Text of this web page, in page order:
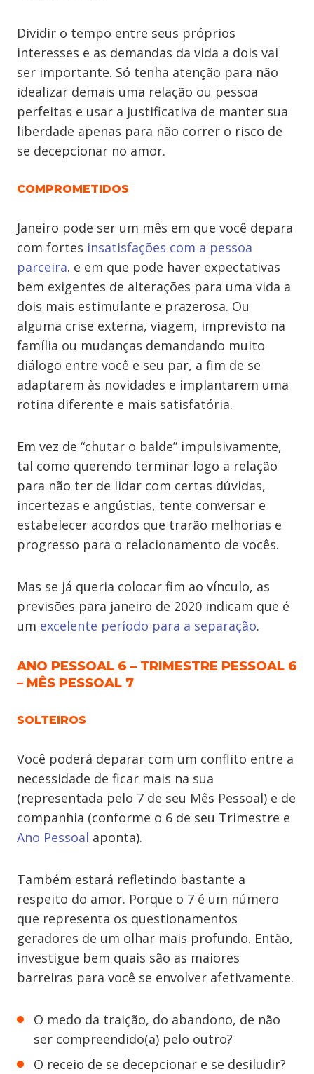
Dividir o tempo entre seus próprios
interesses e as demandas da vida a dois vai
ser importante. Só tenha atenção para não
idealizar demais uma relação ou pessoa
perfeitas e usar a justificativa de manter sua
liberdade apenas para não correr o risco de
se decepcionar no amor.
COMPROMETIDOS
Janeiro pode ser um mês em que você depara
com fortes insatisfações com a pessoa
parceira. e em que pode haver expectativas
bem exigentes de alterações para uma vida a
dois mais estimulante e prazerosa. Ou
alguma crise externa, viagem, imprevisto na
família ou mudanças demandando muito
diálogo entre você e seu par, a fim de se
adaptarem às novidades e implantarem uma
rotina diferente e mais satisfatória.
Em vez de “chutar o balde” impulsivamente,
tal como querendo terminar logo a relação
para não ter de lidar com certas dúvidas,
incertezas e angústias, tente conversar e
estabelecer acordos que trarão melhorias e
progresso para o relacionamento de vocês.
Mas se já queria colocar fim ao vínculo, as
previsões para janeiro de 2020 indicam que é
um excelente período para a separação.
ANO PESSOAL 6 – TRIMESTRE PESSOAL 6
– MÊS PESSOAL 7
SOLTEIROS
Você poderá deparar com um conflito entre a
necessidade de ficar mais na sua
(representada pelo 7 de seu Mês Pessoal) e de
companhia (conforme o 6 de seu Trimestre e
Ano Pessoal aponta).
Também estará refletindo bastante a
respeito do amor. Porque o 7 é um número
que representa os questionamentos
geradores de um olhar mais profundo. Então,
investigue bem quais são as maiores
barreiras para você se envolver afetivamente.
O medo da traição, do abandono, de não
ser compreendido(a) pelo outro?
O receio de se decepcionar e se desiludir?